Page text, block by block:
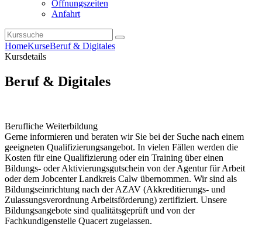
Öffnungszeiten
Anfahrt
HomeKurseBeruf & Digitales
Kursdetails
Beruf & Digitales
Berufliche Weiterbildung
Gerne informieren und beraten wir Sie bei der Suche nach einem
geeigneten Qualifizierungsangebot. In vielen Fällen werden die
Kosten für eine Qualifizierung oder ein Training über einen
Bildungs- oder Aktivierungsgutschein von der Agentur für Arbeit
oder dem Jobcenter Landkreis Calw übernommen. Wir sind als
Bildungseinrichtung nach der AZAV (Akkreditierungs- und
Zulassungsverordnung Arbeitsförderung) zertifiziert. Unsere
Bildungsangebote sind qualitätsgeprüft und von der
Fachkundigenstelle Quacert zugelassen.